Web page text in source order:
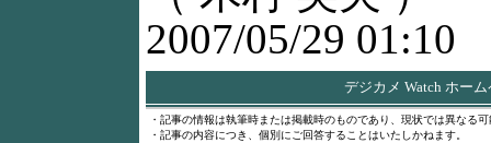
2007/05/29 01:10
デジカメ Watch ホー
・記事の情報は執筆時または掲載時のものであり、現状では異なる
・記事の内容につき、個別にご回答することはいたしかねます。